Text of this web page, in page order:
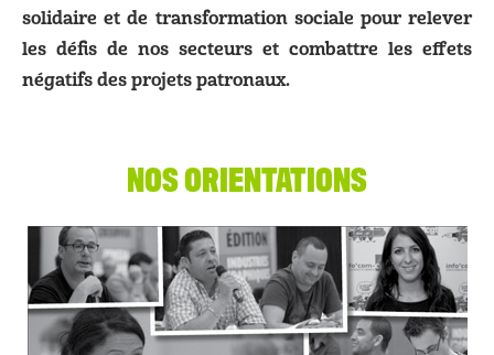
solidaire et de transformation sociale pour relever
les défis de nos secteurs et combattre les effets
négatifs des projets patronaux.
NOS ORIENTATIONS